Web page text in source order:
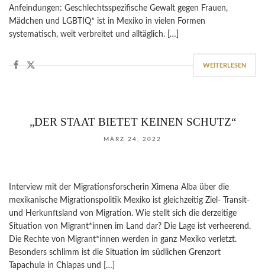
Anfeindungen: Geschlechtsspezifische Gewalt gegen Frauen,
Mädchen und LGBTIQ* ist in Mexiko in vielen Formen
systematisch, weit verbreitet und alltäglich. […]
WEITERLESEN
„DER STAAT BIETET KEINEN SCHUTZ“
MÄRZ 24, 2022
Interview mit der Migrationsforscherin Ximena Alba über die
mexikanische Migrationspolitik Mexiko ist gleichzeitig Ziel- Transit-
und Herkunftsland von Migration. Wie stellt sich die derzeitige
Situation von Migrant*innen im Land dar? Die Lage ist verheerend.
Die Rechte von Migrant*innen werden in ganz Mexiko verletzt.
Besonders schlimm ist die Situation im südlichen Grenzort
Tapachula in Chiapas und […]